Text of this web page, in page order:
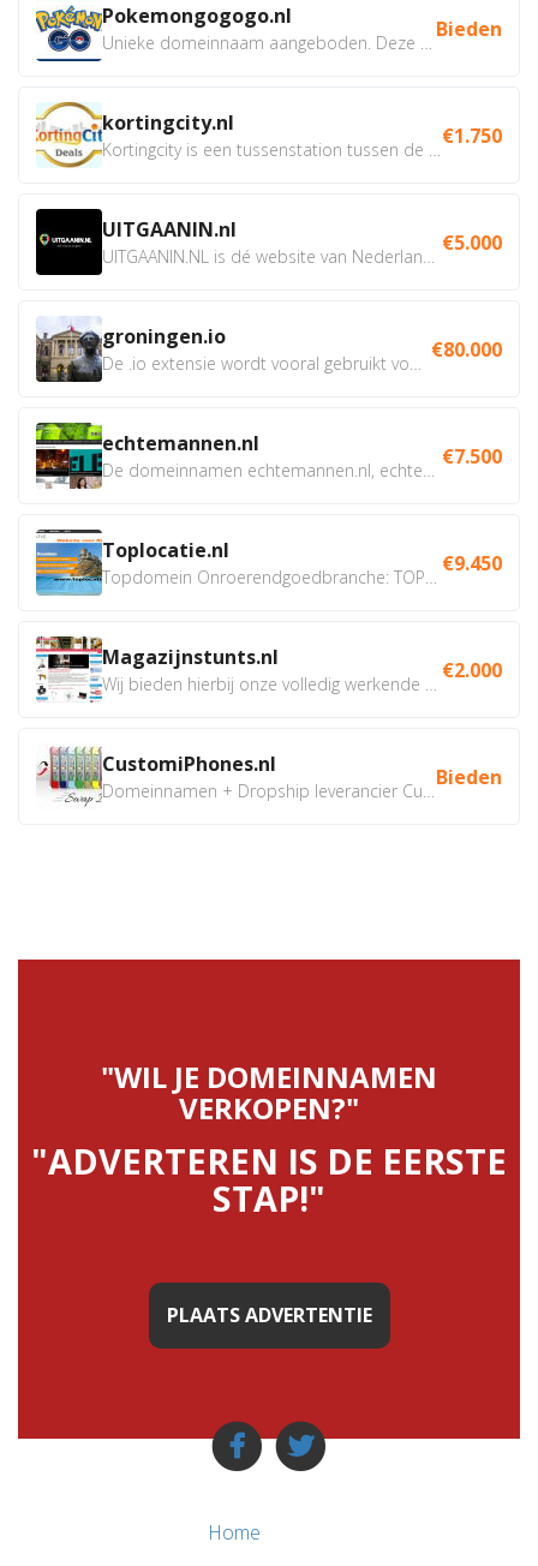
Pokemongogogo.nl Bieden
kortingcity.nl €1.750
UITGAANIN.nl €5.000
groningen.io €80.000
echtemannen.nl €7.500
Toplocatie.nl €9.450
Magazijnstunts.nl €2.000
CustomiPhones.nl Bieden
"WIL JE DOMEINNAMEN
VERKOPEN?"
"ADVERTEREN IS DE EERSTE
STAP!"
PLAATS ADVERTENTIE
Home